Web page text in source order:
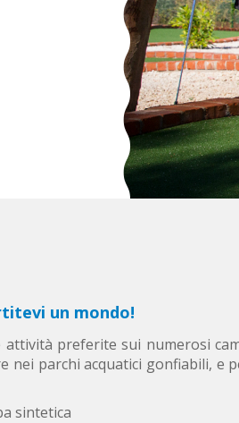
un mondo!
attività preferite sui numerosi
nei parchi acquatici gonfiabili, e
sintetica